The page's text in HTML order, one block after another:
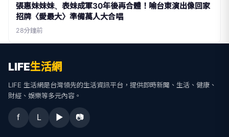
張惠妹妹妹、表妹成軍30年後再合體！喻台東演出像回家
招牌〈愛最大〉準備萬人大合唱
28分鐘前
LIFE生活網
LIFE 生活網是台灣領先的生活資訊平台，提供即時新聞、生活、健康、
財經、娛樂等多元內容。
f L ▶ 📷